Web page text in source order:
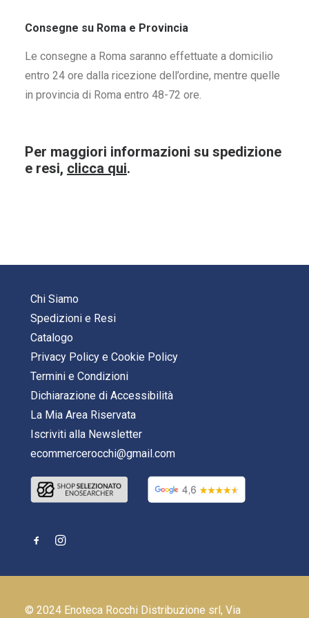
Consegne su Roma e Provincia
Le consegne a Roma saranno effettuate a domicilio
entro 24 ore dalla ricezione dell’ordine, mentre quelle
in provincia di Roma entro 48-72 ore.
Per maggiori informazioni su spedizione
e resi, clicca qui.
Chi Siamo
Spedizioni e Resi
Catalogo
Privacy Policy e Cookie Policy
Termini e Condizioni
Dichiarazione di Accessibilità
La Mia Area Riservata
Iscriviti alla Newsletter
ecommercerocchi@gmail.com
© 2024 Enoteca Rocchi Distribuzione srl, Via